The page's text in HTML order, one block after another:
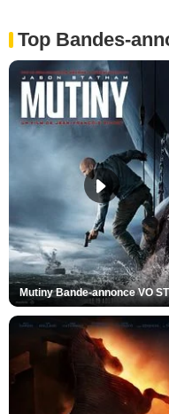
Top Bandes-
Mutiny Bande-annonce VO